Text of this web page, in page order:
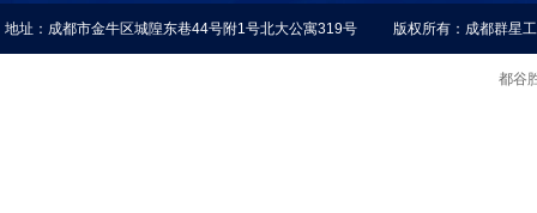
地址：成都市金牛区城隍东巷44号附1号北大公寓319号 版权所有：成都群星
都谷